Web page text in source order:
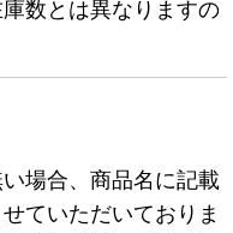
数とは異なりますの
場合、商品名に記載
ていただいておりま